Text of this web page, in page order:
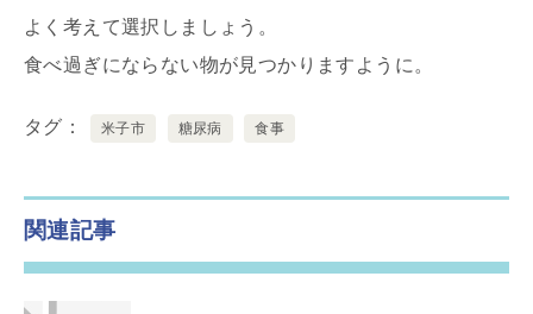
よく考えて選択しましょう。
食べ過ぎにならない物が見つかりますように。
タグ 米子市 糖尿病 食事
関連記事